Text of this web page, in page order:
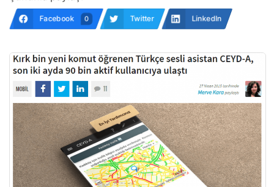
Facebook 0 Twitter LinkedIn